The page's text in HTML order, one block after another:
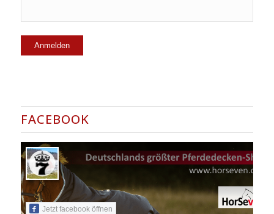
FACEBOOK
Jetzt facebook öffnen